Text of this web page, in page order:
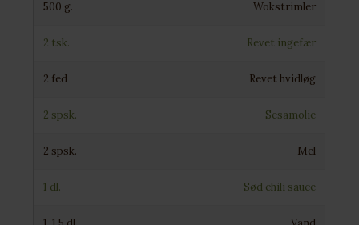
500 g. Wokstrimler
2 tsk. Revet ingefær
2 fed Revet hvidløg
2 spsk. Sesamolie
2 spsk. Mel
1 dl. Sød chili sauce